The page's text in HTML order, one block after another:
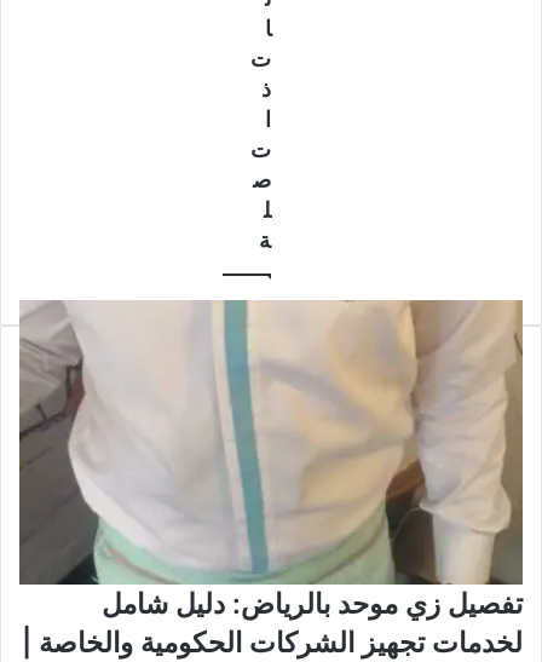
ا
ت
ذ
ت
ص
ل
ة
تفصيل زي موحد بالرياض: دليل شامل
لخدمات تجهيز الشركات الحكومية والخاصة |